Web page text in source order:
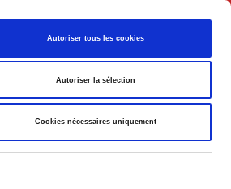
Autoriser tous les cookies
Autoriser la sélection
Cookies nécessaires uniquement